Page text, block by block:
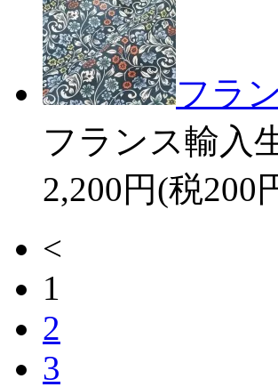
フラ
フランス輸入
2,200円(税200
<
1
2
3